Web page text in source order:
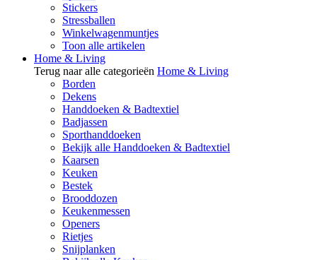
Stickers
Stressballen
Winkelwagenmuntjes
Toon alle artikelen
Home & Living
Terug naar alle categorieën Home & Living
Borden
Dekens
Handdoeken & Badtextiel
Badjassen
Sporthanddoeken
Bekijk alle Handdoeken & Badtextiel
Kaarsen
Keuken
Bestek
Brooddozen
Keukenmessen
Openers
Rietjes
Snijplanken